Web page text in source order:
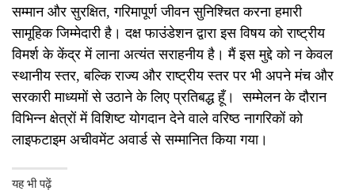
सम्मान और सुरक्षित, गरिमापूर्ण जीवन सुनिश्चित करना हमारी
सामूहिक जिम्मेदारी है। दक्ष फाउंडेशन द्वारा इस विषय को राष्ट्रीय
विमर्श के केंद्र में लाना अत्यंत सराहनीय है। मैं इस मुद्दे को न केवल
स्थानीय स्तर, बल्कि राज्य और राष्ट्रीय स्तर पर भी अपने मंच और
सरकारी माध्यमों से उठाने के लिए प्रतिबद्ध हूँ। सम्मेलन के दौरान
विभिन्न क्षेत्रों में विशिष्ट योगदान देने वाले वरिष्ठ नागरिकों को
लाइफटाइम अचीवमेंट अवार्ड से सम्मानित किया गया।
यह भी पढ़ें